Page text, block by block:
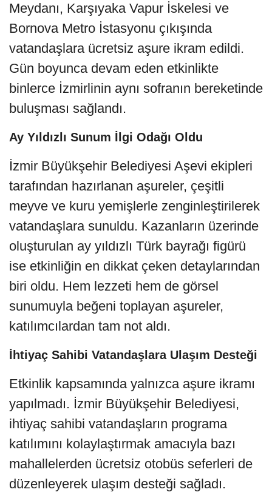
Meydanı, Karşıyaka Vapur İskelesi ve
Bornova Metro İstasyonu çıkışında
vatandaşlara ücretsiz aşure ikram edildi.
Gün boyunca devam eden etkinlikte
binlerce İzmirlinin aynı sofranın bereketinde
buluşması sağlandı.
Ay Yıldızlı Sunum İlgi Odağı Oldu
İzmir Büyükşehir Belediyesi Aşevi ekipleri
tarafından hazırlanan aşureler, çeşitli
meyve ve kuru yemişlerle zenginleştirilerek
vatandaşlara sunuldu. Kazanların üzerinde
oluşturulan ay yıldızlı Türk bayrağı figürü
ise etkinliğin en dikkat çeken detaylarından
biri oldu. Hem lezzeti hem de görsel
sunumuyla beğeni toplayan aşureler,
katılımcılardan tam not aldı.
İhtiyaç Sahibi Vatandaşlara Ulaşım Desteği
Etkinlik kapsamında yalnızca aşure ikramı
yapılmadı. İzmir Büyükşehir Belediyesi,
ihtiyaç sahibi vatandaşların programa
katılımını kolaylaştırmak amacıyla bazı
mahallelerden ücretsiz otobüs seferleri de
düzenleyerek ulaşım desteği sağladı.